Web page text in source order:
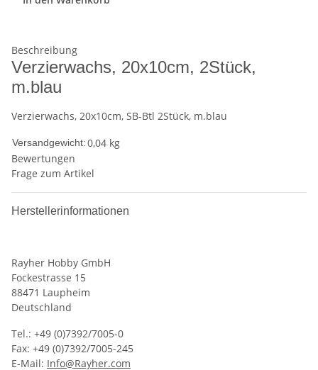
Beschreibung
Verzierwachs, 20x10cm, 2Stück,
m.blau
Verzierwachs, 20x10cm, SB-Btl 2Stück, m.blau
Versandgewicht:0,04 kg
Bewertungen
Frage zum Artikel
Herstellerinformationen
Rayher Hobby GmbH
Fockestrasse 15
88471 Laupheim
Deutschland
Tel.: +49 (0)7392/7005-0
Fax: +49 (0)7392/7005-245
E-Mail: Info@Rayher.com